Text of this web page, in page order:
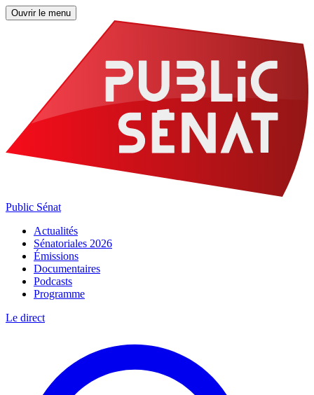
Ouvrir le menu
Public Sénat
Actualités
Sénatoriales 2026
Émissions
Documentaires
Podcasts
Programme
Le direct